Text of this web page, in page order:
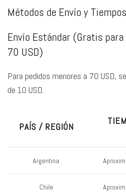
Métodos de Envío y
Envío Estándar (Gratis
70 USD)
Para pedidos menores a 70 USD,
de 10 USD.
PAÍS / REGIÓN
Argentina
Chile